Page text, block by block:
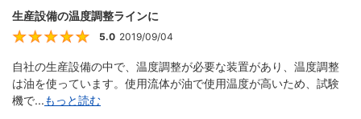
生産設備の温度調整ラインに
5
5.0 2019/09/04
自社の生産設備の中で、温度調整が必要な装置があり、温度調整
は油を使っています。使用流体が油で使用温度が高いため、試験
機で...もっと読む